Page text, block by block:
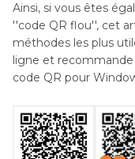
Ainsi, si vous êtes
''code QR flou'', cet
méthodes les plus
ligne et
code QR pour